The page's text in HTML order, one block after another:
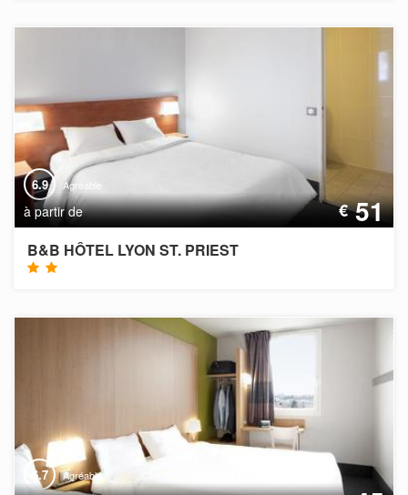
6.9 Agréable
à partir de €51
B&B HÔTEL LYON ST. PRIEST
6.7 Agréable